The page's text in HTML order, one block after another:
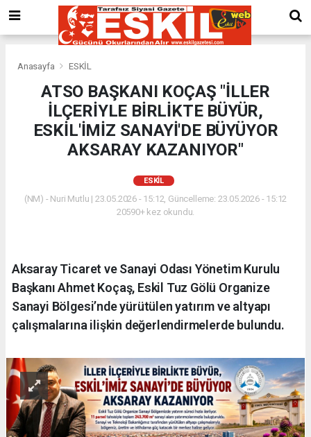
Anasayfa ESKİL
ATSO BAŞKANI KOÇAŞ "İLLER
İLÇERİYLE BİRLİKTE BÜYÜR,
ESKİL'İMİZ SANAYİ'DE BÜYÜYOR
AKSARAY KAZANIYOR"
ESKİL
(NM) - Nuri Mutlu | 23.05.2026 - 15:12, Güncelleme: 23.05.2026 - 15:12
20590+ kez okundu.
Aksaray Ticaret ve Sanayi Odası Yönetim Kurulu
Başkanı Ahmet Koçaş, Eskil Tuz Gölü Organize
Sanayi Bölgesi’nde yürütülen yatırım ve altyapı
çalışmalarına ilişkin değerlendirmelerde bulundu.